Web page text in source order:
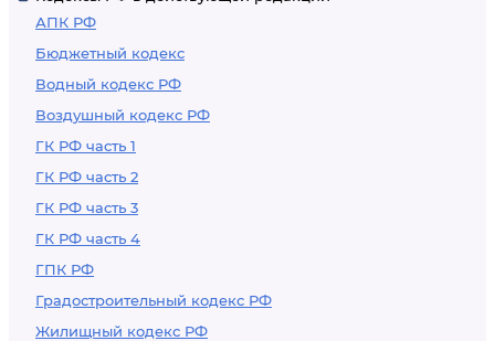
АПК РФ
Бюджетный кодекс
Водный кодекс РФ
Воздушный кодекс РФ
ГК РФ часть 1
ГК РФ часть 2
ГК РФ часть 3
ГК РФ часть 4
ГПК РФ
Градостроительный кодекс РФ
Жилищный кодекс РФ